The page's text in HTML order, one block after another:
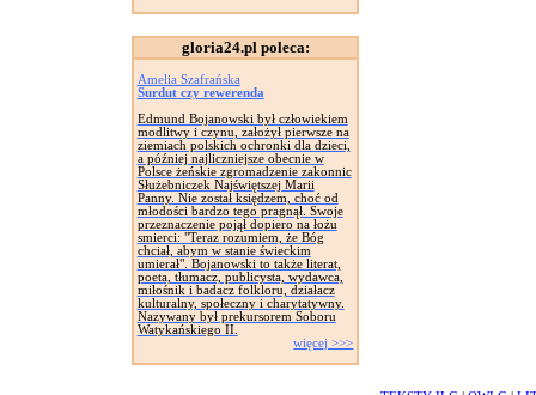
gloria24.pl poleca:
Amelia Szafrańska
Surdut czy rewerenda
Edmund Bojanowski był człowiekiem
modlitwy i czynu, założył pierwsze na
ziemiach polskich ochronki dla dzieci,
a później najliczniejsze obecnie w
Polsce żeńskie zgromadzenie zakonnic
Służebniczek Najświętszej Marii
Panny. Nie został księdzem, choć od
młodości bardzo tego pragnął. Swoje
przeznaczenie pojął dopiero na łożu
smierci: "Teraz rozumiem, że Bóg
chciał, abym w stanie świeckim
umierał". Bojanowski to także literat,
poeta, tłumacz, publicysta, wydawca,
miłośnik i badacz folkloru, działacz
kulturalny, społeczny i charytatywny.
Nazywany był prekursorem Soboru
Watykańskiego II.
więcej >>>